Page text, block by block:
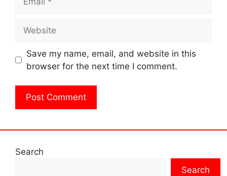
Save my name, email, and website in this
browser for the next time I comment.
Search
Search